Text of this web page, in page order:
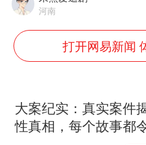
上海大
方桃子
河南
打开网易新闻
大案纪实：真实案件
性真相，每个故事都